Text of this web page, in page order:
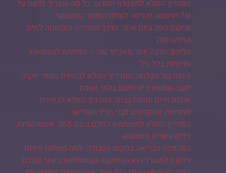
המדריך המלא למצטרף החדש: כל מה שצריך לדעת על
7xl הרשמה וכניסה לעולם הפוקר המקצועי
שיקום הפה ביום אחד: הדרך המהירה והבטוחה לחיוך
החדש שלך
הליכון: הרבה יותר מאביזר עזר – המפתח לעצמאות
וחיוניות בכל גיל
ניחוח של הצלחה: המדריך המלא לבחירת בשמי יוקרה
לגבר שמשאירים רושם בלתי נשכח
איכות חיים ונוחות בבית: המדריך המלא לבחירת
פתרונות מתקדמים לבני הגיל השלישי
המדריך המלא למשתמש החכם ב-בט 365: אסטרטגיות,
כלים וחוויית משתמש
המהפכה הבריאה במקום העבודה: למה משלוח פירות
וירקות למשרד הוא ההשקעה המשתלמת ביותר שלכם